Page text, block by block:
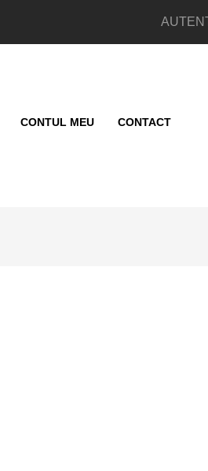
CONTUL MEU CONTACT